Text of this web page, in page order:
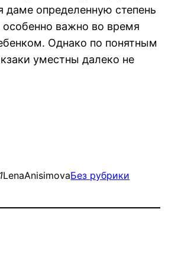
даме определенную степень
особенно важно во время
Однако по понятным
уместны далеко не
LenaAnisimovaБез рубрики